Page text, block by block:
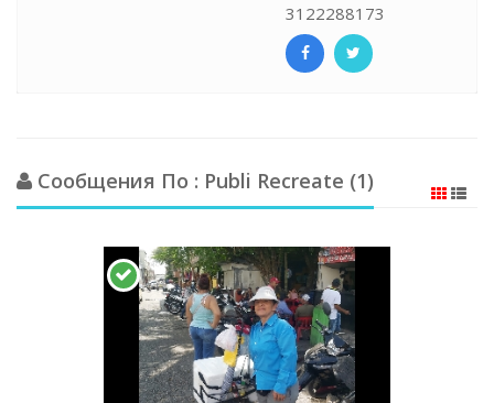
3122288173
Сообщения По : Publi Recreate (1)